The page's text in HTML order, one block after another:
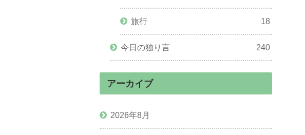
旅行 18
今日の独り言 240
アーカイブ
2026年8月